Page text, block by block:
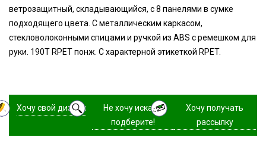
ветрозащитный, складывающийся, с 8 панелями в сумке
подходящего цвета. С металлическим каркасом,
стекловолоконными спицами и ручкой из ABS с ремешком для
руки. 190T RPET понж. С характерной этикеткой RPET.
Хочу свой дизайн
Не хочу искать,
подберите!
Хочу получать
рассылку